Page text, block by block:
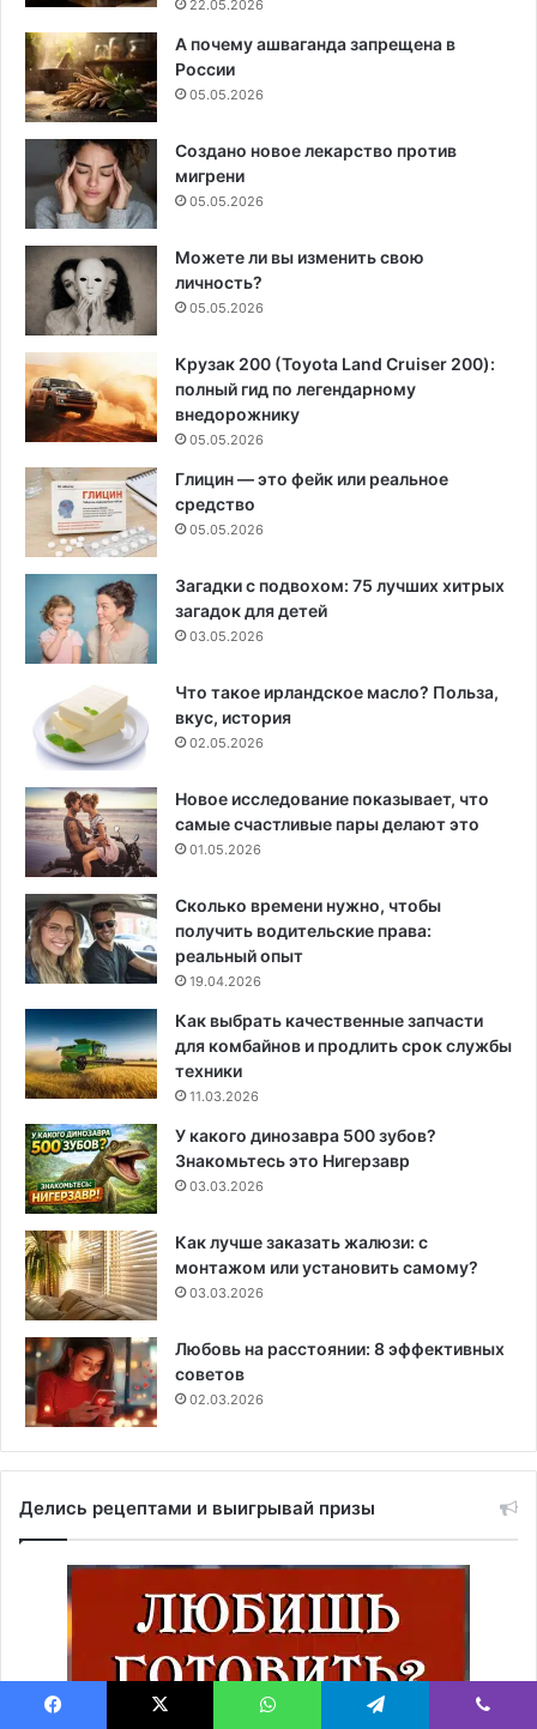
22.05.2026
А почему ашваганда запрещена в
России
05.05.2026
Создано новое лекарство против
мигрени
05.05.2026
Можете ли вы изменить свою
личность?
05.05.2026
Крузак 200 (Toyota Land Cruiser 200):
полный гид по легендарному
внедорожнику
05.05.2026
Глицин — это фейк или реальное
средство
05.05.2026
Загадки с подвохом: 75 лучших хитрых
загадок для детей
03.05.2026
Что такое ирландское масло? Польза,
вкус, история
02.05.2026
Новое исследование показывает, что
самые счастливые пары делают это
01.05.2026
Сколько времени нужно, чтобы
получить водительские права:
реальный опыт
19.04.2026
Как выбрать качественные запчасти
для комбайнов и продлить срок службы
техники
11.03.2026
У какого динозавра 500 зубов?
Знакомьтесь это Нигерзавр
03.03.2026
Как лучше заказать жалюзи: с
монтажом или установить самому?
03.03.2026
Любовь на расстоянии: 8 эффективных
советов
02.03.2026
Делись рецептами и выигрывай призы